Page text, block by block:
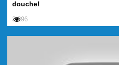
douche!
3.296